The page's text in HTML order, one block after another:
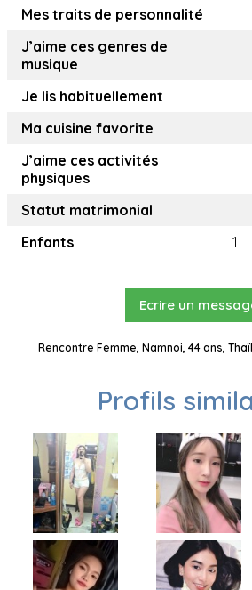
Mes traits de personnalité
J’aime ces genres de
musique
Je lis habituellement
Ma cuisine favorite
J’aime ces activités
physiques
Statut matrimonial
Enfants
1
Ecrire un
Rencontre Femme, Namnoi, 44 ans,
Profils